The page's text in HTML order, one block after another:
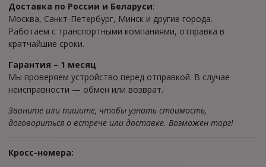
Доставка по России и Беларуси:
Москва, Санкт-Петербург, Минск и другие города.
Работаем с транспортными компаниями, отправка в
кратчайшие сроки.
Гарантия – 1 месяц
Мы проверяем устройство перед отправкой. В случае
неисправности — обмен или возврат.
Звоните или пишите, чтобы узнать стоимость,
договориться о встрече или доставке. Возможен торг!
Кpоcс-номеpа: